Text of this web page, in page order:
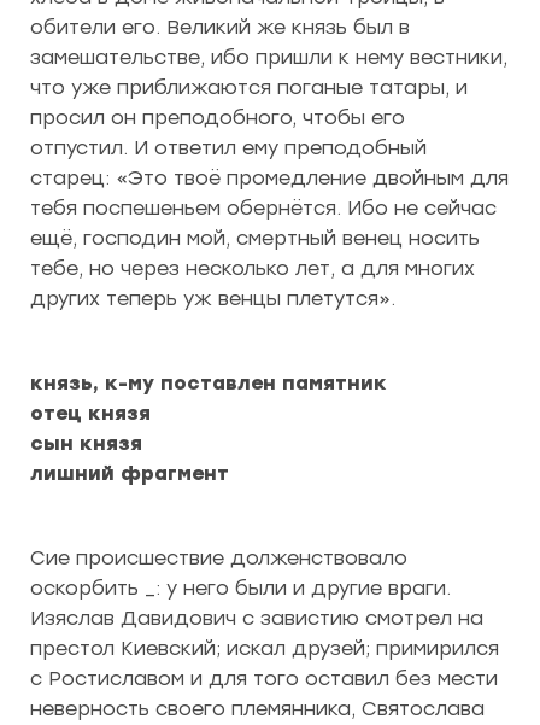
обители его. Великий же князь был в
замешательстве, ибо пришли к нему вестники,
что уже приближаются поганые татары, и
просил он преподобного, чтобы его
отпустил. И ответил ему преподобный
старец: «Это твоё промедление двойным для
тебя поспешеньем обернётся. Ибо не сейчас
ещё, господин мой, смертный венец носить
тебе, но через несколько лет, а для многих
других теперь уж венцы плетутся».
князь, к-му поставлен памятник
отец князя
сын князя
лишний фрагмент
Сие происшествие долженствовало
оскорбить _: у него были и другие враги.
Изяслав Давидович с завистию смотрел на
престол Киевский; искал друзей; примирился
с Ростиславом и для того оставил без мести
неверность своего племянника, Святослава